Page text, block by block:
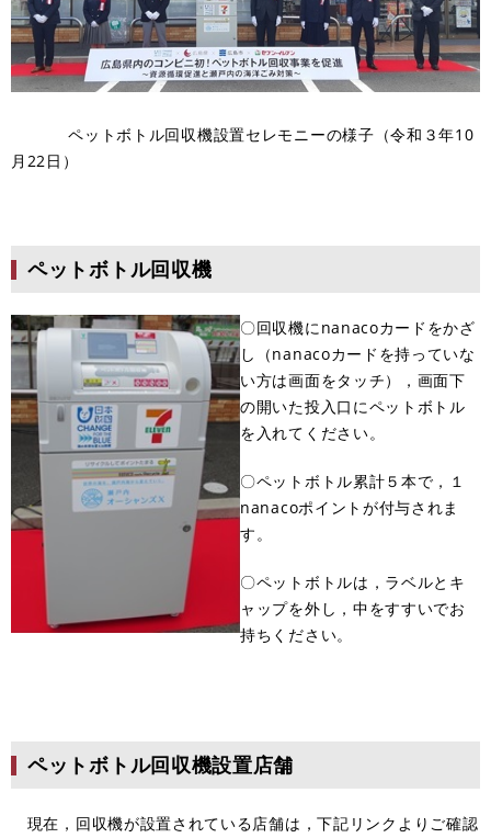
ペットボトル回収機設置セレモニーの様子（令和３年10
月22日）
ペットボトル回収機
〇回収機にnanacoカードをかざ
し（nanacoカードを持っていな
い方は画面をタッチ），画面下
の開いた投入口にペットボトル
を入れてください。
〇ペットボトル累計５本で，１
nanacoポイントが付与されま
す。
〇ペットボトルは，ラベルとキ
ャップを外し，中をすすいでお
持ちください。
ペットボトル回収機設置店舗
現在，回収機が設置されている店舗は，下記リンクよりご確認